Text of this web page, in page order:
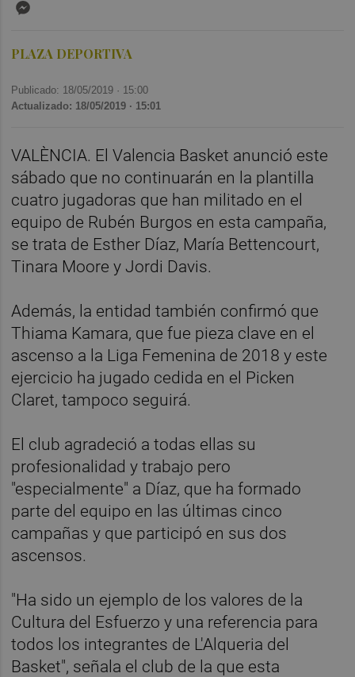
PLAZA DEPORTIVA
Publicado: 18/05/2019 · 15:00
Actualizado: 18/05/2019 · 15:01
VALÈNCIA. El Valencia Basket anunció este
sábado que no continuarán en la plantilla
cuatro jugadoras que han militado en el
equipo de Rubén Burgos en esta campaña,
se trata de Esther Díaz, María Bettencourt,
Tinara Moore y Jordi Davis.
Además, la entidad también confirmó que
Thiama Kamara, que fue pieza clave en el
ascenso a la Liga Femenina de 2018 y este
ejercicio ha jugado cedida en el Picken
Claret, tampoco seguirá.
El club agradeció a todas ellas su
profesionalidad y trabajo pero
"especialmente" a Díaz, que ha formado
parte del equipo en las últimas cinco
campañas y que participó en sus dos
ascensos.
"Ha sido un ejemplo de los valores de la
Cultura del Esfuerzo y una referencia para
todos los integrantes de L'Alqueria del
Basket", señala el club de la que esta